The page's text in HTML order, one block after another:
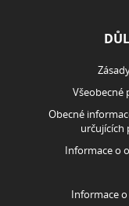
Všeobecné
Obecné
určujících
Informace o
Informace